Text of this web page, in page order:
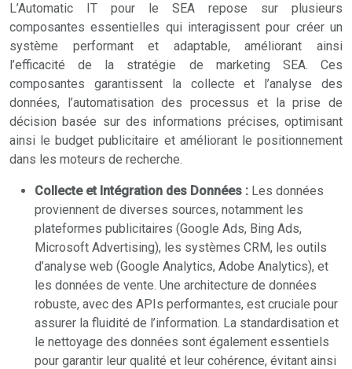
L’Automatic IT pour le SEA repose sur plusieurs
composantes essentielles qui interagissent pour créer un
système performant et adaptable, améliorant ainsi
l’efficacité de la stratégie de marketing SEA. Ces
composantes garantissent la collecte et l’analyse des
données, l’automatisation des processus et la prise de
décision basée sur des informations précises, optimisant
ainsi le budget publicitaire et améliorant le positionnement
dans les moteurs de recherche.
Collecte et Intégration des Données : Les données
proviennent de diverses sources, notamment les
plateformes publicitaires (Google Ads, Bing Ads,
Microsoft Advertising), les systèmes CRM, les outils
d’analyse web (Google Analytics, Adobe Analytics), et
les données de vente. Une architecture de données
robuste, avec des APIs performantes, est cruciale pour
assurer la fluidité de l’information. La standardisation et
le nettoyage des données sont également essentiels
pour garantir leur qualité et leur cohérence, évitant ainsi